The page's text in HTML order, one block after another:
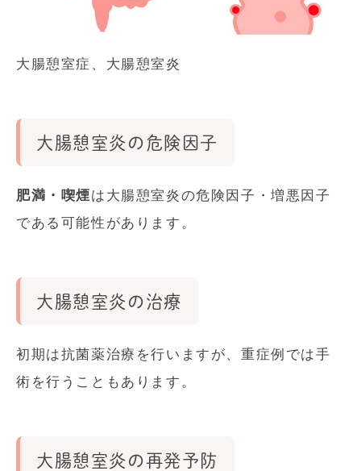
大腸憩室症、大腸憩室炎
大腸憩室炎の危険因子
肥満・喫煙は大腸憩室炎の危険因子・増悪因子
である可能性があります。
大腸憩室炎の治療
初期は抗菌薬治療を行いますが、重症例では手
術を行うこともあります。
大腸憩室炎の再発予防